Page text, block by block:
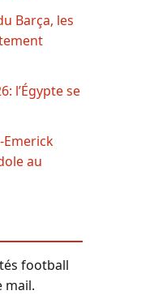
Barça, les
l’Égypte se
Emerick
au
football
mail.